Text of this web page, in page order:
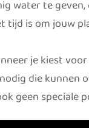
water te
is om jouw
je kiest
die
geen speciale